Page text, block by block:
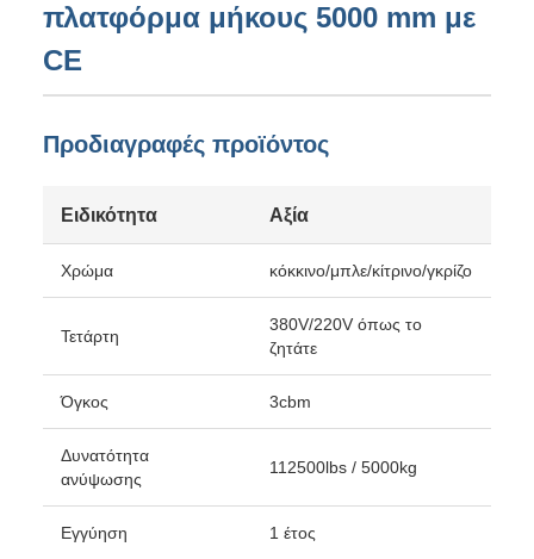
πλατφόρμα μήκους 5000 mm με
CE
Προδιαγραφές προϊόντος
Ειδικότητα Αξία
Χρώμα κόκκινο/μπλε/κίτρινο/γκρίζο
Τετάρτη
380V/220V όπως το
ζητάτε
Όγκος 3cbm
Δυνατότητα
ανύψωσης
112500lbs / 5000kg
Εγγύηση 1 έτος